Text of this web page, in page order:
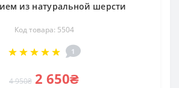
из натуральной шерсти
Код товара: 5504
1
4 950₴ 2 650₴